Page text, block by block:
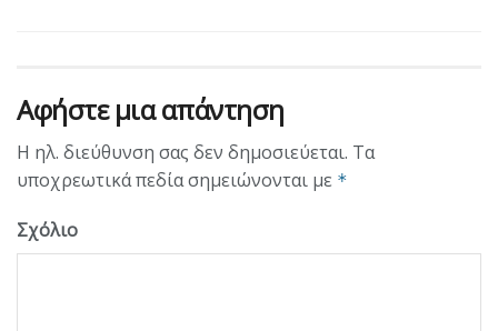
Αφήστε μια απάντηση
Η ηλ. διεύθυνση σας δεν δημοσιεύεται. Τα
υποχρεωτικά πεδία σημειώνονται με *
Σχόλιο